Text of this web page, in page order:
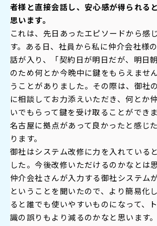
者様と直接会話し、安心感が得られる
思います。
これは、先日あったエピソードから感
す。ある日、社員から私に仲介会社様
話が入り、「契約日が明日だが、明日
のため何とか今晩中に鍵をもらえませ
うことがありました。その際は、御社
に相談してお力添えいただき、何とか
いでもらって鍵を受け取ることができま
名古屋に拠点があって良かったと感じ
ります。
御社はシステム改修に力を入れている
した。今後改修いただけるのかなとは
仲介会社さんが入力する御社システム
ということを聞いたので、より簡易化
ると誰でも使いやすいものになって、
識の誤りもより減るのかなと思います。